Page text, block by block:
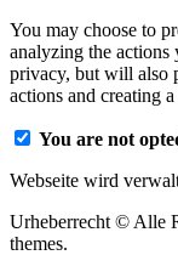
You may choose to
analyzing the
privacy, but will also
actions and creating
You are not
Webseite wird
Urheberrecht © Alle
themes.